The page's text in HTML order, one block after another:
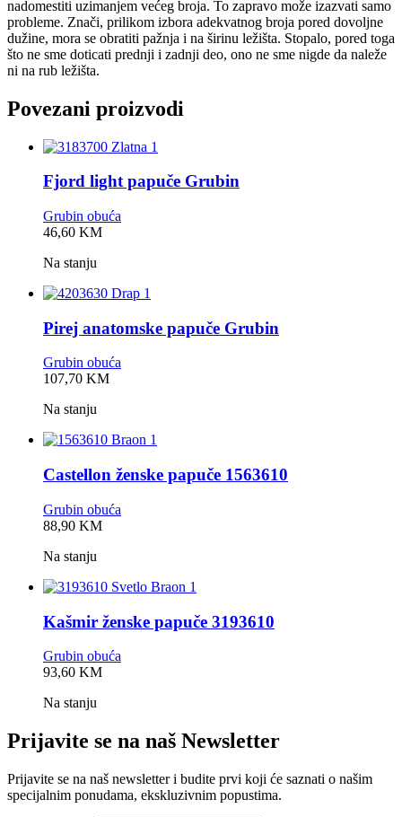
nadomestiti uzimanjem većeg broja. To zapravo može izazvati samo
probleme. Znači, prilikom izbora adekvatnog broja pored dovoljne
dužine, mora se obratiti pažnja i na širinu ležišta. Stopalo, pored toga
što ne sme doticati prednji i zadnji deo, ono ne sme nigde da naleže
ni na rub ležišta.
Povezani proizvodi
Fjord light papuče Grubin
Grubin obuća
0,0
46,60 KM
Na stanju
Pirej anatomske papuče Grubin
Grubin obuća
0,0
107,70 KM
Na stanju
Castellon ženske papuče 1563610
Grubin obuća
0,0
88,90 KM
Na stanju
Kašmir ženske papuče 3193610
Grubin obuća
0,0
93,60 KM
Na stanju
Prijavite se na naš Newsletter
Prijavite se na naš newsletter i budite prvi koji će saznati o našim
specijalnim ponudama, ekskluzivnim popustima.